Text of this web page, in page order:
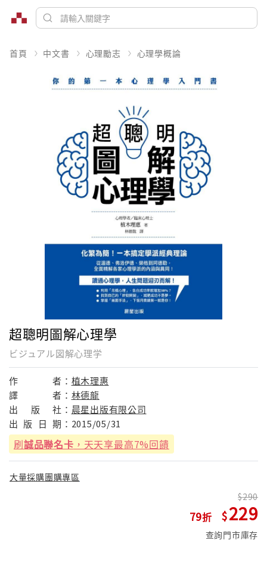
首頁 中文書 心理勵志 心理學概論
超聰明圖解心理學
ビジュアル図解心理学
作 者： 植木理惠
譯
者： 林德龍
出
版 社： 晨星出版有限公司
出 版 日 期： 2015/05/31
刷誠品聯名卡 ，天天享最高7%回饋
大量採購團購專區
79
290
229
查詢門市庫存